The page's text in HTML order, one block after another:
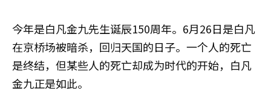
今年是白凡金九先生诞辰150周年。6月26日是白凡
在京桥场被暗杀，回归天国的日子。一个人的死亡
是终结，但某些人的死亡却成为时代的开始，白凡
金九正是如此。